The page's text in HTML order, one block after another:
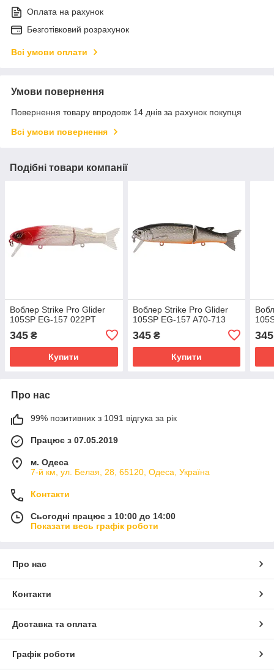
Оплата на рахунок
Безготівковий розрахунок
Всі умови оплати
Умови повернення
Повернення товару впродовж 14 днів за рахунок покупця
Всі умови повернення
Подібні товари компанії
Воблер Strike Pro Glider
105SP EG-157 022PT
345 ₴
Купити
Воблер Strike Pro Glider
105SP EG-157 A70-713
345₴
Купити
345
Про нас
99% позитивних з 1091 відгука за рік
Працює з 07.05.2019
м. Одеса
7-й км, ул. Белая, 28, 65120, Одеса, Україна
Контакти
Сьогодні працює з 10:00 до 14:00
Показати весь графік роботи
Про нас
Контакти
Доставка та оплата
Графік роботи